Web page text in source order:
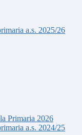
a.s. 2025/26
Primaria 2026
a.s. 2024/25